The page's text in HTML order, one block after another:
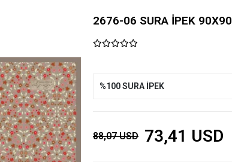
2676-06 SURA İPEK 90X90
%100 SURA İPEK
88,07 USD 73,41 USD